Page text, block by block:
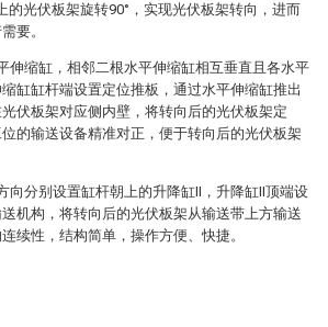
的光伏板架旋转90°，实现光伏板架转向，进而
要。
伸缩缸，相邻二根水平伸缩缸相互垂直且各水平
缸缸杆端设置定位推板，通过水平伸缩缸推出
伏板架对应侧内壁，将转向后的光伏板架定
的输送设备精准对正，便于转向后的光伏板架
向分别设置缸杆朝上的升降缸II，升降缸II顶端设
机构，将转向后的光伏板架从输送带上方输送
续性，结构简单，操作方便、快捷。